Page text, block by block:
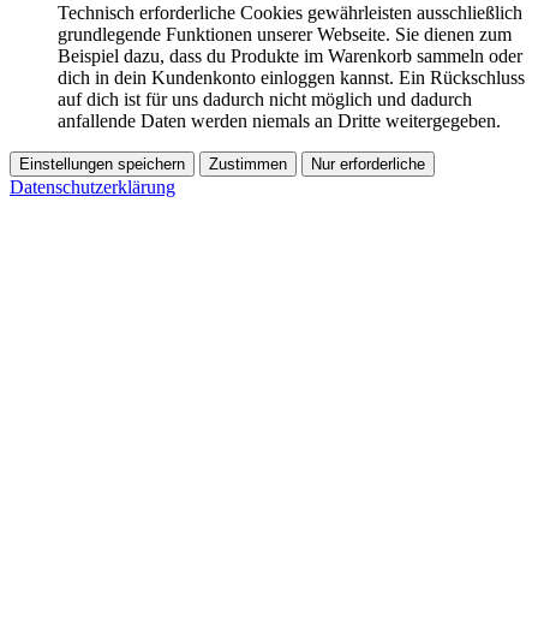
Technisch erforderliche Cookies gewährleisten ausschließlich
grundlegende Funktionen unserer Webseite. Sie dienen zum
Beispiel dazu, dass du Produkte im Warenkorb sammeln oder
dich in dein Kundenkonto einloggen kannst. Ein Rückschluss
auf dich ist für uns dadurch nicht möglich und dadurch
anfallende Daten werden niemals an Dritte weitergegeben.
Einstellungen speichern Zustimmen Nur erforderliche
Datenschutzerklärung